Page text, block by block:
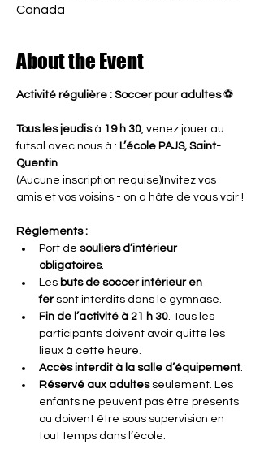
Canada
About the Event
Activité régulière : Soccer pour adultes ⚽
Tous les jeudis à 19 h 30, venez jouer au
futsal avec nous à : L’école PAJS, Saint-
Quentin
(Aucune inscription requise)Invitez vos
amis et vos voisins - on a hâte de vous voir !
Règlements :
Port de souliers d’intérieur
obligatoires.
Les buts de soccer intérieur en
fer sont interdits dans le gymnase.
Fin de l’activité à 21 h 30. Tous les
participants doivent avoir quitté les
lieux à cette heure.
Accès interdit à la salle d’équipement.
Réservé aux adultes seulement. Les
enfants ne peuvent pas être présents
ou doivent être sous supervision en
tout temps dans l’école.